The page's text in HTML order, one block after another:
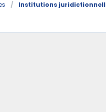
/ Institutions